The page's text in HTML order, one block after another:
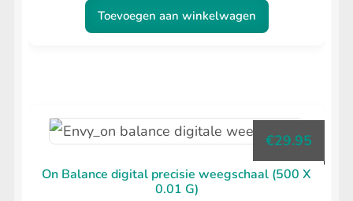
Toevoegen aan winkelwagen
On Balance digital precisie weegschaal (500 X
0.01 G)
€29.95